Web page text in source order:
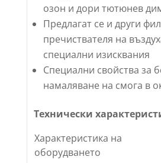
озон и дори тютюнев
Предлагат се и други
пречиствателя на
специални изисквания
Специални свойства за
намаляване на смога в
Технически
Характеристика на
оборудването